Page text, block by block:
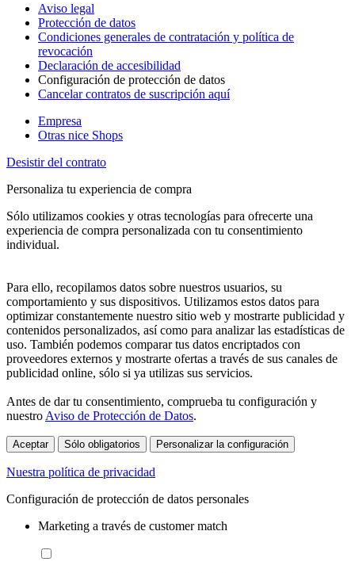
Aviso legal
Protección de datos
Condiciones generales de contratación y política de
revocación
Declaración de accesibilidad
Configuración de protección de datos
Cancelar contratos de suscripción aquí
Empresa
Otras nice Shops
Desistir del contrato
Personaliza tu experiencia de compra
Sólo utilizamos cookies y otras tecnologías para ofrecerte una
experiencia de compra personalizada con tu consentimiento
individual.
Para ello, recopilamos datos sobre nuestros usuarios, su
comportamiento y sus dispositivos. Utilizamos estos datos para
optimizar constantemente nuestro sitio web y mostrarte publicidad y
contenidos personalizados, así como para analizar las estadísticas de
uso. También podemos comparar tus datos encriptados con
proveedores externos y mostrarte ofertas a través de sus canales de
publicidad online, sólo si ya utilizas sus servicios.
Antes de dar tu consentimiento, comprueba tu configuración y
nuestro Aviso de Protección de Datos.
Aceptar Sólo obligatorios Personalizar la configuración
Nuestra política de privacidad
Configuración de protección de datos personales
Marketing a través de customer match